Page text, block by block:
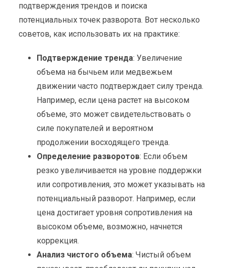
подтверждения трендов и поиска
потенциальных точек разворота. Вот несколько
советов, как использовать их на практике:
Подтверждение тренда: Увеличение
объема на бычьем или медвежьем
движении часто подтверждает силу тренда.
Например, если цена растет на высоком
объеме, это может свидетельствовать о
силе покупателей и вероятном
продолжении восходящего тренда.
Определение разворотов: Если объем
резко увеличивается на уровне поддержки
или сопротивления, это может указывать на
потенциальный разворот. Например, если
цена достигает уровня сопротивления на
высоком объеме, возможно, начнется
коррекция.
Анализ чистого объема: Чистый объем